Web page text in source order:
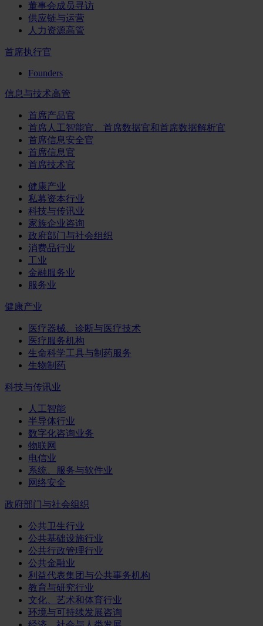
董事会成员寻访
供应链与运营
人力资源高管
首席执行官
Founders
信息与技术高管
首席产品官
首席人工智能官、首席数据官和首席数据解析官
首席信息安全官
首席信息官
首席技术官
健康产业
私募资本行业
科技与传讯业
家族企业咨询
政府部门与社会组织
消费品行业
工业
金融服务业
服务业
健康产业
医疗器械、诊断与医疗技术
医疗服务机构
生命科学工具与制药服务
生物制药
科技与传讯业
人工智能
半导体行业
数字化咨询业务
物联网
电信业
系统、服务与软件业
网络安全
政府部门与社会组织
公共卫生行业
公共基础设施行业
公共行政管理行业
公共金融业
利益代表集团与公共事务机构
教育与研究行业
文化、艺术和体育行业
环境与可持续发展咨询